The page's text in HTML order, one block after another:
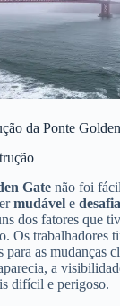
da Ponte
Gate não foi
mudável e
dos fatores que
Os trabalhadores
para as mudanças
a
difícil e perigoso.